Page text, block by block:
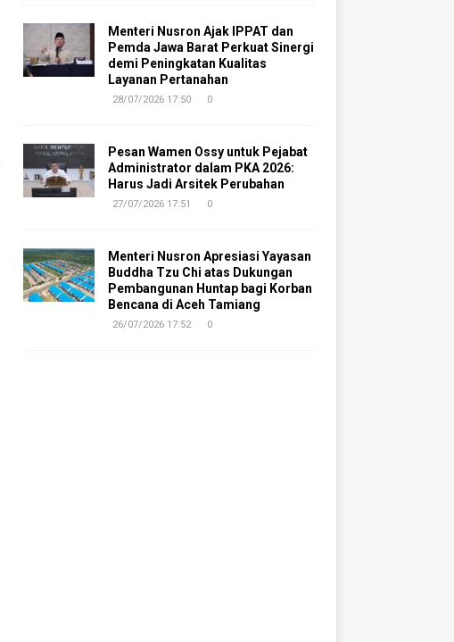
Menteri Nusron Ajak IPPAT dan
Pemda Jawa Barat Perkuat Sinergi
demi Peningkatan Kualitas
Layanan Pertanahan
28/07/2026 17:50 0
Pesan Wamen Ossy untuk Pejabat
Administrator dalam PKA 2026:
Harus Jadi Arsitek Perubahan
27/07/2026 17:51 0
Menteri Nusron Apresiasi Yayasan
Buddha Tzu Chi atas Dukungan
Pembangunan Huntap bagi Korban
Bencana di Aceh Tamiang
26/07/2026 17:52 0